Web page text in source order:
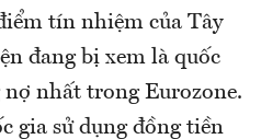
tín nhiệm của Tây
đang bị xem là quốc
nhất trong Eurozone.
gia sử dụng đồng tiền